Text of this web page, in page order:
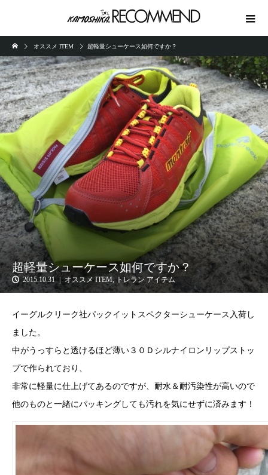
オススメ ITEM 超軽量シューケース如何ですか？
超軽量シューケース如何ですか？
2015.10.31 オススメ ITEM, トレラン アイテム
イーグルクリーク社パックイットスペクターシューケース入荷し
ました。
中がうっすらと透けるほど薄い３０Ｄシルナイロンリップストッ
プで作られており、
非常に軽量に仕上げてあるのですが、耐水＆耐汚染性が高いので
他のものと一緒にパッキングしても汚れを気にせずに済みます！